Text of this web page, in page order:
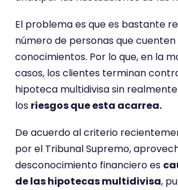
El problema es que es bastante
número de personas que
conocimientos. Por lo que, en la
casos, los clientes terminan
hipoteca multidivisa sin
los riesgos que esta acarrea.
De acuerdo al criterio
por el Tribunal Supremo,
desconocimiento financiero es
de las hipotecas multidivisa,